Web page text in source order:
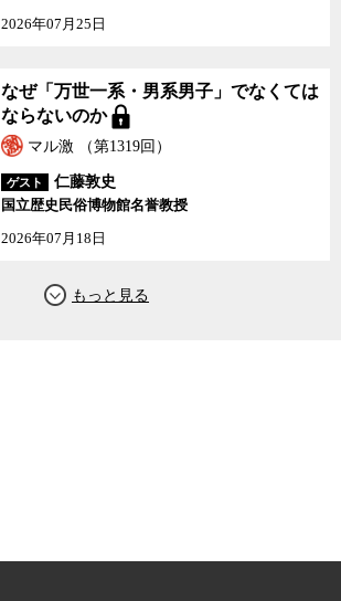
2026年07月25日
なぜ「万世一系・男系男子」でなくては
ならないのか
マル激 （第1319回）
ゲスト
仁藤敦史
国立歴史民俗博物館名誉教授
2026年07月18日